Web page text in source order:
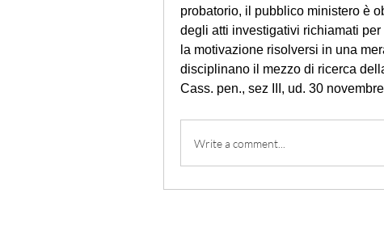
probatorio, il pubblico ministero è
degli atti investigativi richiamati
la motivazione risolversi in una
disciplinano il mezzo di ricerca
Cass. pen., sez III, ud. 30
Write a comment...